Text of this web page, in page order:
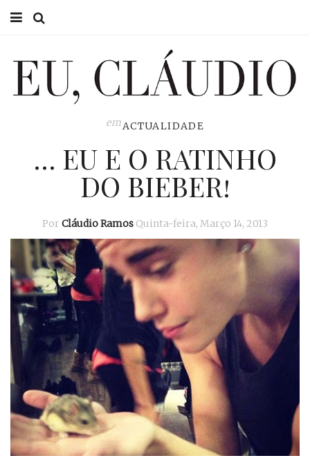
EU CLÁUDIO
EU NA TV
emACTUALIDADE
… EU E O RATINHO
DO BIEBER!
Por Cláudio Ramos Quinta-feira, Março 14, 2013